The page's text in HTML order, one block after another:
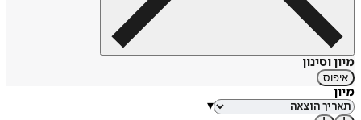
מיון וסינון
איפוס
מיון
▾